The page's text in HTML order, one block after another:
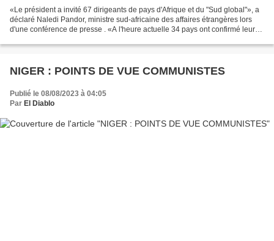
«Le président a invité 67 dirigeants de pays d'Afrique et du "Sud global"», a
déclaré Naledi Pandor, ministre sud-africaine des affaires étrangères lors
d'une conférence de presse . «A l'heure actuelle 34 pays ont confirmé leur
NIGER : POINTS DE VUE COMMUNISTES
Publié le 08/08/2023 à 04:05
Par El Diablo